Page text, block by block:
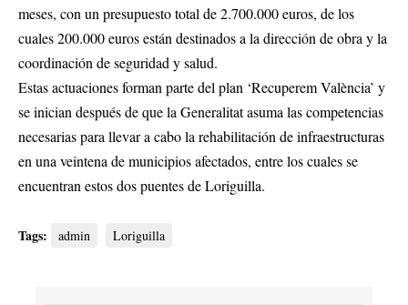
meses, con un presupuesto total de 2.700.000 euros, de los
cuales 200.000 euros están destinados a la dirección de obra y la
coordinación de seguridad y salud.
Estas actuaciones forman parte del plan ‘Recuperem València’ y
se inician después de que la Generalitat asuma las competencias
necesarias para llevar a cabo la rehabilitación de infraestructuras
en una veintena de municipios afectados, entre los cuales se
encuentran estos dos puentes de Loriguilla.
Tags: admin Loriguilla